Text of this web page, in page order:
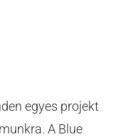
egyes projekt
A Blue